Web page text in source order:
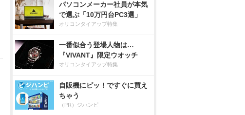
パソコンメーカー社員が本気
で選ぶ「10万円台PC3選」
オリコンタイアップ特集
一番似合う登場人物は…
『VIVANT』限定ウオッチ
オリコンタイアップ特集
自販機にピッ！ですぐに買え
ちゃう
（PR）ジハンピ